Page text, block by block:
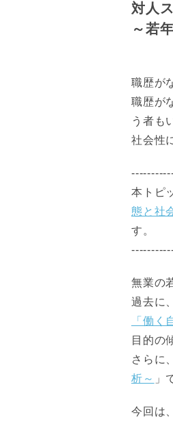
対人
～若
職歴が
職歴が
う者も
社会性
本トピ
態と社
す。
無業の
過去に
「働く
目的の
さらに
析～ 」
今回は